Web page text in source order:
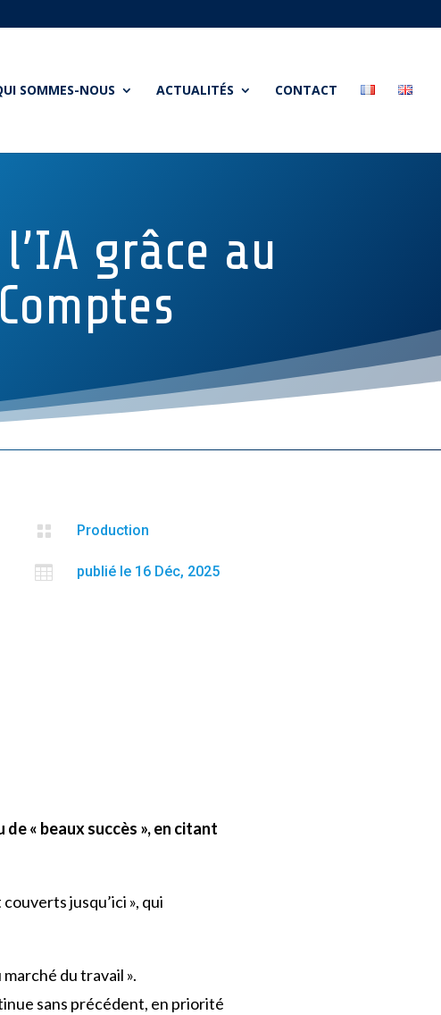
SOMMES-NOUS ACTUALITÉS CONTACT
grâce au
 Production
 publié le 16 Déc, 2025
« beaux succès », en citant
jusqu’ici », qui
du travail ».
sans précédent, en priorité